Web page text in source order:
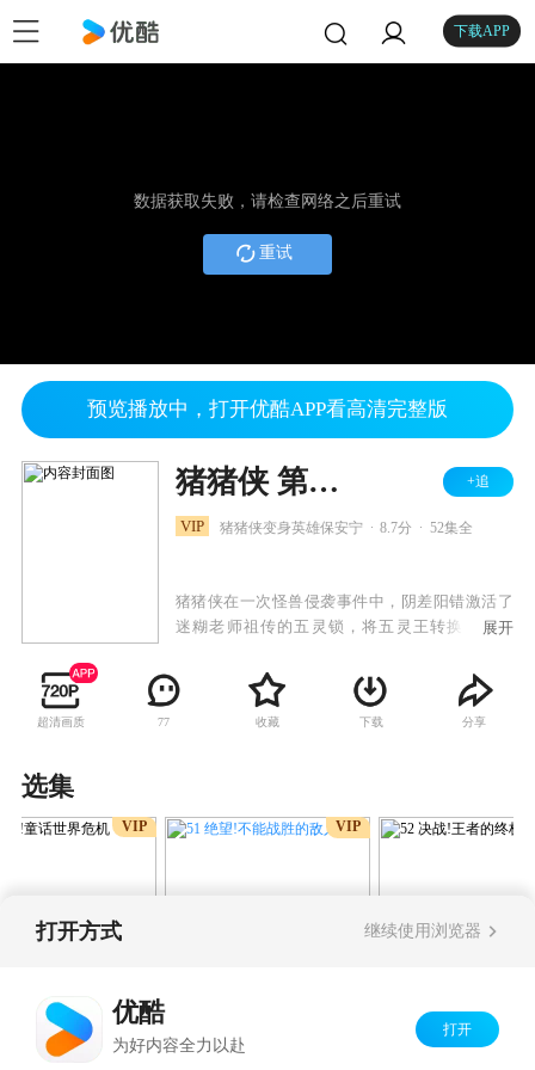
下载APP
数据获取失败，请检查网络之后重试
重试
预览播放中，打开优酷APP看高清完整版
猪猪侠 第七部 变身小英雄 +追
VIP 猪猪侠变身英雄保安宁 8.7分 52集全
猪猪侠在一次怪兽侵袭事件中，阴差阳错激活了
迷糊老师祖传的五灵锁，将五灵王转换成了能
鹿、火焰鹤与石甲熊的超凡能力，从此肩负起了
维护童话世界的安宁的重任。
展开
超清画质 77 收藏 下载 分享
选集
VIP VIP
京ICP备06050721号-1
打开方式 继续使用浏览器
优酷
为好内容全力以赴
打开